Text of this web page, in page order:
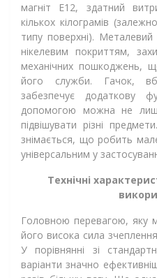
магніт Е12, здатний
кількох кілограмів
типу поверхні). Металевий
нікелевим покриттям,
механічних пошкоджень,
його служби. Гачок,
забезпечує додаткову
допомогою можна не
підвішувати різні
знімається, що робить
універсальним у
Технічні
Головною перевагою, яку
його висока сила
У порівнянні зі
варіанти значно